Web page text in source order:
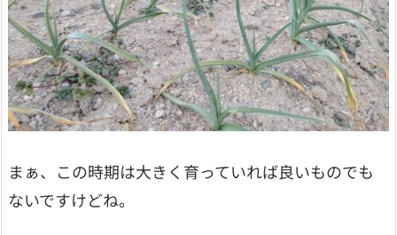
まぁ、この時期は大きく育っていれば良いものでも
ないですけどね。